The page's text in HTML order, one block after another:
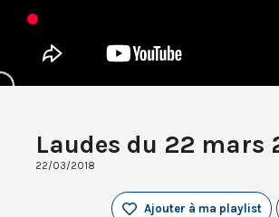
Laudes du 22 mars
22/03/2018
Ajouter à ma playlist